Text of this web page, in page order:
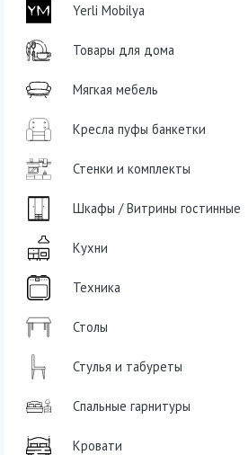
Yerli Mobilya
Товары для дома
Мягкая мебель
Кресла пуфы банкетки
Стенки и комплекты
Шкафы / Витрины гостинные
Кухни
Техника
Столы
Стулья и табуреты
Спальные гарнитуры
Кровати